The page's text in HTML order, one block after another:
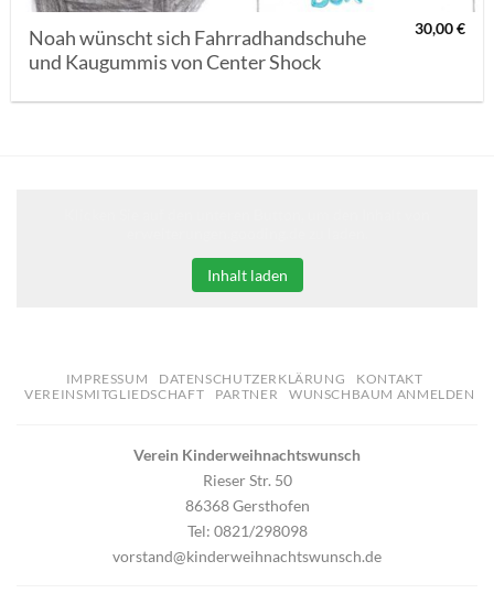
Noah wünscht sich Fahrradhandschuhe
und Kaugummis von Center Shock
30,00€
Inhalt laden
IMPRESSUM DATENSCHUTZERKLÄRUNG
KONTAKT
VEREINSMITGLIEDSCHAFT
PARTNER WUNSCHBAUM ANMELDEN
Verein Kinderweihnachtswunsch
Rieser Str. 50
86368 Gersthofen
Tel: 0821/298098
vorstand@kinderweihnachtswunsch.de